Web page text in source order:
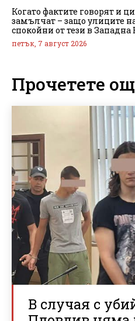
Когато фактите говорят и
замълчат – защо улиците
спокойни от тези в Западна
петък, 7 август 2026
Прочетете
В случая с